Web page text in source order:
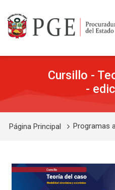
Cursillo -
-
Página Principal Programas